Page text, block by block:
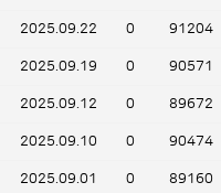
2025.09.22 0 91204
2025.09.19 0 90571
2025.09.12 0 89672
2025.09.10 0 90474
2025.09.01 0 89160